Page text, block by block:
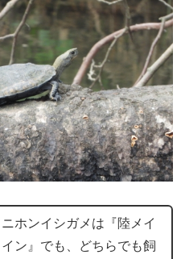
ホンイシガメは『陸メイ
ン』でも、どちらでも飼